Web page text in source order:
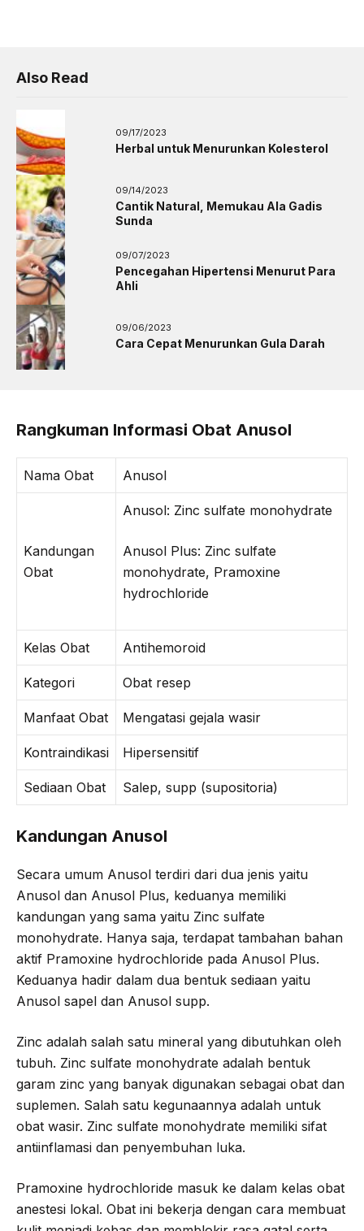
Also Read
09/17/2023
Herbal untuk Menurunkan Kolesterol
09/14/2023
Cantik Natural, Memukau Ala Gadis
Sunda
09/07/2023
Pencegahan Hipertensi Menurut Para
Ahli
09/06/2023
Cara Cepat Menurunkan Gula Darah
Rangkuman Informasi Obat Anusol
Nama Obat Anusol
Kandungan
Obat
Anusol: Zinc sulfate monohydrate
Anusol Plus: Zinc sulfate
monohydrate, Pramoxine
hydrochloride
Kelas Obat Antihemoroid
Kategori Obat resep
Manfaat Obat Mengatasi gejala wasir
Kontraindikasi Hipersensitif
Sediaan Obat Salep, supp (supositoria)
Kandungan Anusol
Secara umum Anusol terdiri dari dua jenis yaitu
Anusol dan Anusol Plus, keduanya memiliki
kandungan yang sama yaitu Zinc sulfate
monohydrate. Hanya saja, terdapat tambahan bahan
aktif Pramoxine hydrochloride pada Anusol Plus.
Keduanya hadir dalam dua bentuk sediaan yaitu
Anusol sapel dan Anusol supp.
Zinc adalah salah satu mineral yang dibutuhkan oleh
tubuh. Zinc sulfate monohydrate adalah bentuk
garam zinc yang banyak digunakan sebagai obat dan
suplemen. Salah satu kegunaannya adalah untuk
obat wasir. Zinc sulfate monohydrate memiliki sifat
antiinflamasi dan penyembuhan luka.
Pramoxine hydrochloride masuk ke dalam kelas obat
anestesi lokal. Obat ini bekerja dengan cara membuat